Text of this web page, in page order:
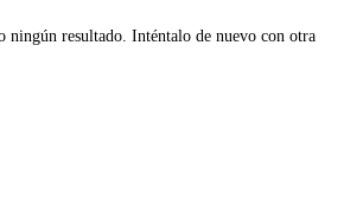
ningún resultado. Inténtalo de nuevo con otra